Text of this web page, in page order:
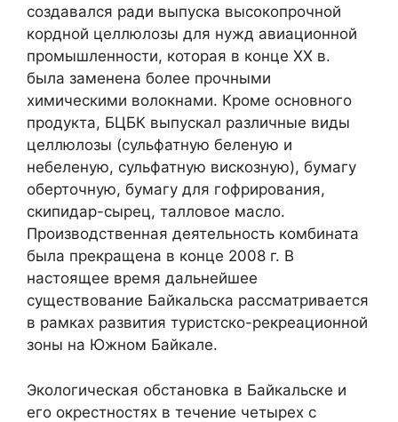
создавался ради выпуска высокопрочной
кордной целлюлозы для нужд авиационной
промышленности, которая в конце ХХ в.
была заменена более прочными
химическими волокнами. Кроме основного
продукта, БЦБК выпускал различные виды
целлюлозы (сульфатную беленую и
небеленую, сульфатную вискозную), бумагу
оберточную, бумагу для гофрирования,
скипидар-сырец, талловое масло.
Производственная деятельность комбината
была прекращена в конце 2008 г. В
настоящее время дальнейшее
существование Байкальска рассматривается
в рамках развития туристско-рекреационной
зоны на Южном Байкале.
Экологическая обстановка в Байкальске и
его окрестностях в течение четырех с